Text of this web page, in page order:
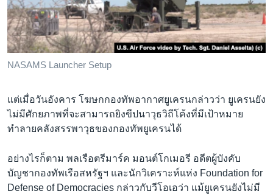
NASAMS Launcher Setup
แต่เมื่อวันอังคาร โฆษกกองทัพอากาศยูเครนกล่าวว่า ยูเครนยัง
ไม่มีศักยภาพที่จะสามารถยิงขีปนาวุธวิถีโค้งที่มีเป้าหมาย
ทำลายคลังสรรพาวุธของกองทัพยูเครนได้
อย่างไรก็ตาม พลเรือตรีมาร์ค มอนต์โกเมอรี อดีตผู้บังคับ
บัญชากองทัพเรือสหรัฐฯ และนักวิเคราะห์แห่ง Foundation for
Defense of Democracies กล่าวกับวีโอเอว่า แม้ยูเครนยังไม่มี